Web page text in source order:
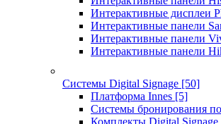
Интерактивные дисплеи
Интерактивные панели
Интерактивные панели
Интерактивные панели
Системы Digital Signage [50]
Платформа Innes [5]
Системы бронирования
Комплекты Digital Signage